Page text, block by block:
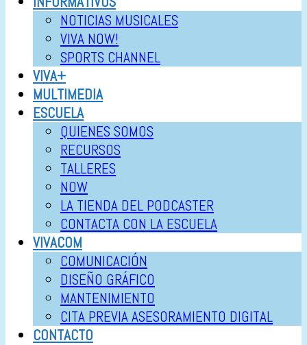
NOTICIAS MUSICALES
VIVA NOW!
SPORTS CHANNEL
VIVA+
MULTIMEDIA
ESCUELA
QUIENES SOMOS
RECURSOS
TALLERES
NOW
LA TIENDA DEL PODCASTER
CONTACTA CON LA ESCUELA
VIVACOM
COMUNICACIÓN
DISEÑO GRÁFICO
MANTENIMIENTO
CITA PREVIA ASESORAMIENTO DIGITAL
CONTACTO